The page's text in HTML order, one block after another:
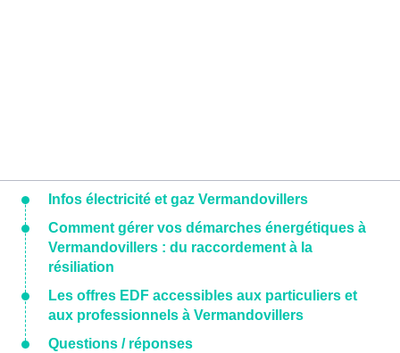
Infos électricité et gaz Vermandovillers
Comment gérer vos démarches énergétiques à
Vermandovillers : du raccordement à la
résiliation
Les offres EDF accessibles aux particuliers et
aux professionnels à Vermandovillers
Questions / réponses